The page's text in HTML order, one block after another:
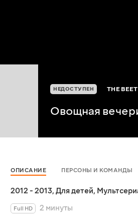
НЕДОСТУПЕН THE
Овощная
ОПИСАНИЕ ПЕРСОНЫ И КОМАНДЫ
2012 - 2013, Для детей,
Full HD
2 минуты